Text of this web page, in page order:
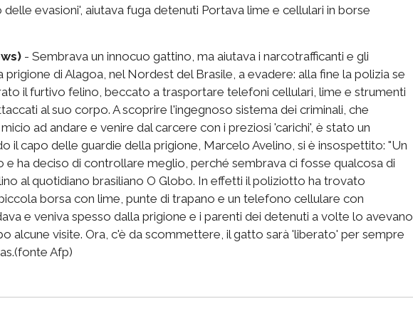
evasioni', aiutava fuga detenuti Portava lime e cellulari in borse
- Sembrava un innocuo gattino, ma aiutava i narcotrafficanti e gli
prigione di Alagoa, nel Nordest del Brasile, a evadere: alla fine la polizia se
il furtivo felino, beccato a trasportare telefoni cellulari, lime e strumenti
al suo corpo. A scoprire l'ingegnoso sistema dei criminali, che
ad andare e venire dal carcere con i preziosi 'carichi', è stato un
il capo delle guardie della prigione, Marcelo Avelino, si è insospettito: "Un
e ha deciso di controllare meglio, perché sembrava ci fosse qualcosa di
al quotidiano brasiliano O Globo. In effetti il poliziotto ha trovato
borsa con lime, punte di trapano e un telefono cellulare con
e veniva spesso dalla prigione e i parenti dei detenuti a volte lo avevano
alcune visite. Ora, c'è da scommettere, il gatto sarà 'liberato' per sempre
Afp)